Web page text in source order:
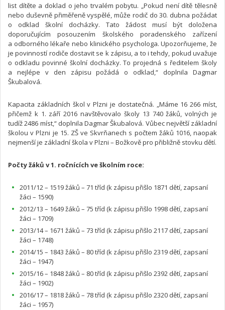
list dítěte a doklad o jeho trvalém pobytu. „Pokud není dítě tělesně
nebo duševně přiměřeně vyspělé, může rodič do 30. dubna požádat
o odklad školní docházky. Tato žádost musí být doložena
doporučujícím posouzením školského poradenského zařízení
a odborného lékaře nebo klinického psychologa. Upozorňujeme, že
je povinností rodiče dostavit se k zápisu, a to i tehdy, pokud uvažuje
o odkladu povinné školní docházky. To projedná s ředitelem školy
a nejlépe v den zápisu požádá o odklad,“ doplnila Dagmar
Škubalová.
Kapacita základních škol v Plzni je dostatečná. „Máme 16 266 míst,
přičemž k 1. září 2016 navštěvovalo školy 13 740 žáků, volných je
tudíž 2486 míst,“ doplnila Dagmar Škubalová. Vůbec největší základní
školou v Plzni je 15. ZŠ ve Skvrňanech s počtem žáků 1016, naopak
nejmenší je základní škola v Plzni – Božkově pro přibližně stovku dětí.
Počty žáků v 1. ročnících ve školním roce:
2011/12 – 1519 žáků – 71 tříd (k zápisu přišlo 1871 dětí, zapsaní
žáci – 1590)
2012/13 – 1649 žáků – 75 tříd (k zápisu přišlo 1998 dětí, zapsaní
žáci – 1709)
2013/14 – 1671 žáků – 73 tříd (k zápisu přišlo 2117 dětí, zapsaní
žáci – 1748)
2014/15 – 1843 žáků – 80 tříd (k zápisu přišlo 2319 dětí, zapsaní
žáci – 1947)
2015/16 – 1848 žáků – 80 tříd (k zápisu přišlo 2392 dětí, zapsaní
žáci – 1902)
2016/17 – 1818 žáků – 78 tříd (k zápisu přišlo 2320 dětí, zapsaní
žáci – 1957)